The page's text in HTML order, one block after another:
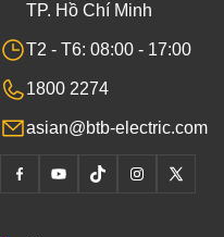
TP. Hồ Chí Minh
T2 - T6: 08:00 - 17:00
1800 2274
asian@btb-electric.com